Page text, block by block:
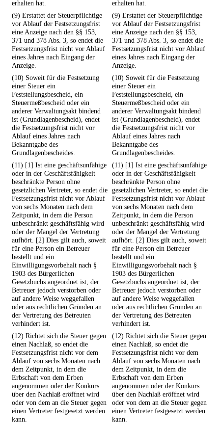
erhalten hat.
erhalten hat.
(9) Erstattet der Steuerpflichtige
vor Ablauf der Festsetzungsfrist
eine Anzeige nach den §§ 153,
371 und 378 Abs. 3, so endet die
Festsetzungsfrist nicht vor Ablauf
eines Jahres nach Eingang der
Anzeige.
(9) Erstattet der Steuerpflichtige
vor Ablauf der Festsetzungsfrist
eine Anzeige nach den §§ 153,
371 und 378 Abs. 3, so endet die
Festsetzungsfrist nicht vor Ablauf
eines Jahres nach Eingang der
Anzeige.
(10) Soweit für die Festsetzung
einer Steuer ein
Feststellungsbescheid, ein
Steuermeßbescheid oder ein
anderer Verwaltungsakt bindend
ist (Grundlagenbescheid), endet
die Festsetzungsfrist nicht vor
Ablauf eines Jahres nach
Bekanntgabe des
Grundlagenbescheides.
(10) Soweit für die Festsetzung
einer Steuer ein
Feststellungsbescheid, ein
Steuermeßbescheid oder ein
anderer Verwaltungsakt bindend
ist (Grundlagenbescheid), endet
die Festsetzungsfrist nicht vor
Ablauf eines Jahres nach
Bekanntgabe des
Grundlagenbescheides.
(11) [1] Ist eine geschäftsunfähige
oder in der Geschäftsfähigkeit
beschränkte Person ohne
gesetzlichen Vertreter, so endet die
Festsetzungsfrist nicht vor Ablauf
von sechs Monaten nach dem
Zeitpunkt, in dem die Person
unbeschränkt geschäftsfähig wird
oder der Mangel der Vertretung
aufhört. [2] Dies gilt auch, soweit
für eine Person ein Betreuer
bestellt und ein
Einwilligungsvorbehalt nach §
1903 des Bürgerlichen
Gesetzbuchs angeordnet ist, der
Betreuer jedoch verstorben oder
auf andere Weise weggefallen
oder aus rechtlichen Gründen an
der Vertretung des Betreuten
verhindert ist.
(11) [1] Ist eine geschäftsunfähige
oder in der Geschäftsfähigkeit
beschränkte Person ohne
gesetzlichen Vertreter, so endet die
Festsetzungsfrist nicht vor Ablauf
von sechs Monaten nach dem
Zeitpunkt, in dem die Person
unbeschränkt geschäftsfähig wird
oder der Mangel der Vertretung
aufhört. [2] Dies gilt auch, soweit
für eine Person ein Betreuer
bestellt und ein
Einwilligungsvorbehalt nach §
1903 des Bürgerlichen
Gesetzbuchs angeordnet ist, der
Betreuer jedoch verstorben oder
auf andere Weise weggefallen
oder aus rechtlichen Gründen an
der Vertretung des Betreuten
verhindert ist.
(12) Richtet sich die Steuer gegen
einen Nachlaß, so endet die
Festsetzungsfrist nicht vor dem
Ablauf von sechs Monaten nach
dem Zeitpunkt, in dem die
Erbschaft von dem Erben
angenommen oder der Konkurs
über den Nachlaß eröffnet wird
oder von dem an die Steuer gegen
einen Vertreter festgesetzt werden
kann.
(12) Richtet sich die Steuer gegen
einen Nachlaß, so endet die
Festsetzungsfrist nicht vor dem
Ablauf von sechs Monaten nach
dem Zeitpunkt, in dem die
Erbschaft von dem Erben
angenommen oder der Konkurs
über den Nachlaß eröffnet wird
oder von dem an die Steuer gegen
einen Vertreter festgesetzt werden
kann.